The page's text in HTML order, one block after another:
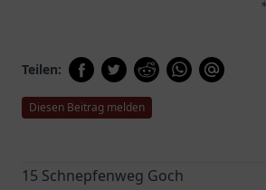
Teilen:
Diesen Beitrag melden
15 Schnepfenweg Goch